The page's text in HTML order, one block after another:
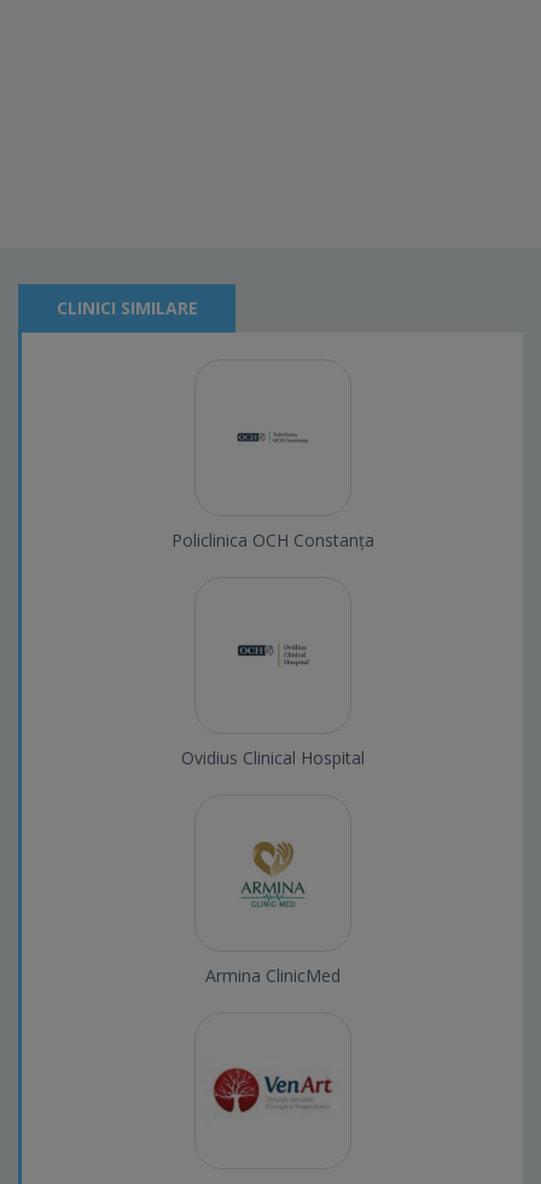
CLINICI SIMILARE
Policlinica OCH Constanța
Ovidius Clinical Hospital
Armina ClinicMed